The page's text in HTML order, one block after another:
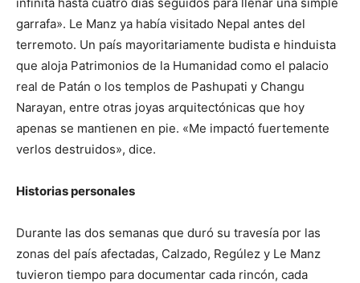
garrafa». Le Manz ya había visitado Nepal antes del
terremoto. Un país mayoritariamente budista e hinduista
que aloja Patrimonios de la Humanidad como el palacio
real de Patán o los templos de Pashupati y Changu
Narayan, entre otras joyas arquitectónicas que hoy
apenas se mantienen en pie. «Me impactó fuertemente
verlos destruidos», dice.
Historias personales
Durante las dos semanas que duró su travesía por las
zonas del país afectadas, Calzado, Regúlez y Le Manz
tuvieron tiempo para documentar cada rincón, cada